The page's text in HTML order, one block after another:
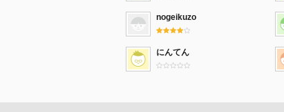
nogeikuzo
にんてん